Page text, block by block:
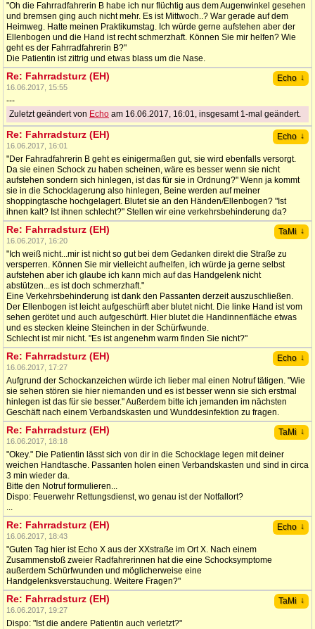
"Oh die Fahrradfahrerin B habe ich nur flüchtig aus dem Augenwinkel gesehen
und bremsen ging auch nicht mehr. Es ist Mittwoch..? War gerade auf dem
Heimweg. Hatte meinen Praktikumstag. Ich würde gerne aufstehen aber der
Ellenbogen und die Hand ist recht schmerzhaft. Können Sie mir helfen? Wie
geht es der Fahrradfahrerin B?"
Die Patientin ist zittrig und etwas blass um die Nase.
Echo ↓
Re: Fahrradsturz (EH)
16.06.2017, 15:55
---
Zuletzt geändert von Echo am 16.06.2017, 16:01, insgesamt 1-mal geändert.
Echo ↓
Re: Fahrradsturz (EH)
16.06.2017, 16:01
"Der Fahradfahrerin B geht es einigermaßen gut, sie wird ebenfalls versorgt.
Da sie einen Schock zu haben scheinen, wäre es besser wenn sie nicht
aufstehen sondern sich hinlegen, ist das für sie in Ordnung?" Wenn ja kommt
sie in die Schocklagerung also hinlegen, Beine werden auf meiner
shoppingtasche hochgelagert. Blutet sie an den Händen/Ellenbogen? "Ist
ihnen kalt? Ist ihnen schlecht?" Stellen wir eine verkehrsbehinderung da?
TaMi ↓
Re: Fahrradsturz (EH)
16.06.2017, 16:20
"Ich weiß nicht...mir ist nicht so gut bei dem Gedanken direkt die Straße zu
versperren. Können Sie mir vielleicht aufhelfen, ich würde ja gerne selbst
aufstehen aber ich glaube ich kann mich auf das Handgelenk nicht
abstützen...es ist doch schmerzhaft."
Eine Verkehrsbehinderung ist dank den Passanten derzeit auszuschließen.
Der Ellenbogen ist leicht aufgeschürft aber blutet nicht. Die linke Hand ist vom
sehen gerötet und auch aufgeschürft. Hier blutet die Handinnenfläche etwas
und es stecken kleine Steinchen in der Schürfwunde.
Schlecht ist mir nicht. "Es ist angenehm warm finden Sie nicht?"
Echo ↓
Re: Fahrradsturz (EH)
16.06.2017, 17:27
Aufgrund der Schockanzeichen würde ich lieber mal einen Notruf tätigen. "Wie
sie sehen stören sie hier niemanden und es ist besser wenn sie sich erstmal
hinlegen ist das für sie besser." Außerdem bitte ich jemanden im nächsten
Geschäft nach einem Verbandskasten und Wunddesinfektion zu fragen.
TaMi ↓
Re: Fahrradsturz (EH)
16.06.2017, 18:18
"Okey." Die Patientin lässt sich von dir in die Schocklage legen mit deiner
weichen Handtasche. Passanten holen einen Verbandskasten und sind in circa
3 min wieder da.
Bitte den Notruf formulieren...
Dispo: Feuerwehr Rettungsdienst, wo genau ist der Notfallort?
...
Echo ↓
Re: Fahrradsturz (EH)
16.06.2017, 18:43
"Guten Tag hier ist Echo X aus der XXstraße im Ort X. Nach einem
Zusammenstoß zweier Radfahrerinnen hat die eine Schocksymptome
außerdem Schürfwunden und möglicherweise eine
Handgelenksverstauchung. Weitere Fragen?"
TaMi ↓
Re: Fahrradsturz (EH)
16.06.2017, 19:27
Dispo: "Ist die andere Patientin auch verletzt?"